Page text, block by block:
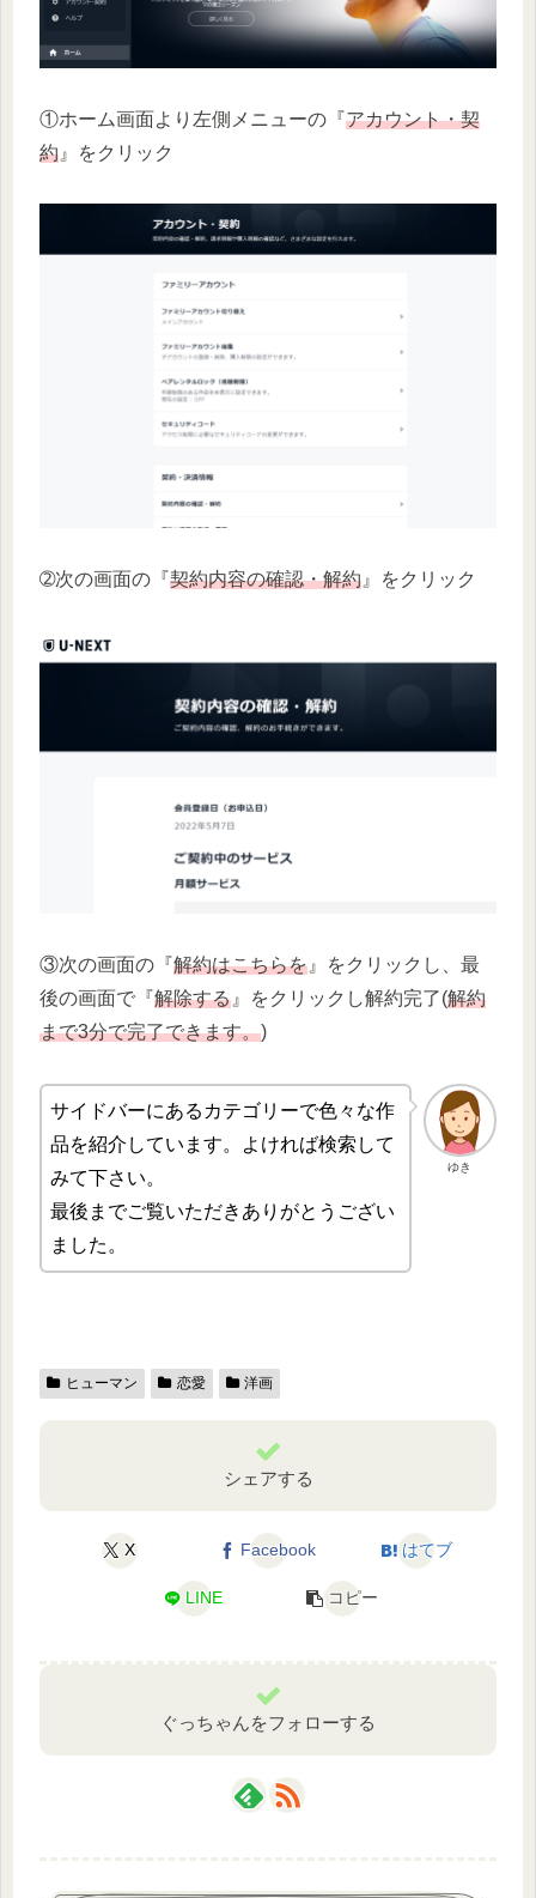
①ホーム画面より左側メニューの『アカウント・契
約 』をクリック
➁次の画面の『契約内容の確認・解約 』をクリック
③次の画面の『解約はこちらを 』をクリックし、最
後の画面で『解除する 』をクリックし解約完了(解約
まで3分で完了できます。)
ゆき
サイドバーにあるカテゴリーで色々な作
品を紹介しています。よければ検索して
みて下さい。
最後までご覧いただきありがとうござい
ました。
ヒューマン 恋愛 洋画
シェアする
X Facebook はてブ
LINE コピー
ぐっちゃんをフォローする